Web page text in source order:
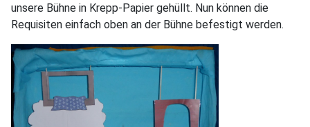
unsere Bühne in Krepp-Papier gehüllt. Nun können die
Requisiten einfach oben an der Bühne befestigt werden.